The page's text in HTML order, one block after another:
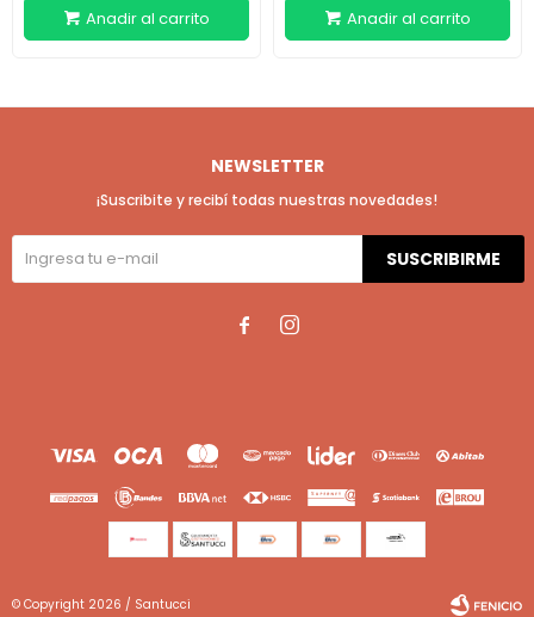
NEWSLETTER
¡Suscribite y recibí todas nuestras novedades!
SUSCRIBIRME
 
© Copyright 2026 / Santucci